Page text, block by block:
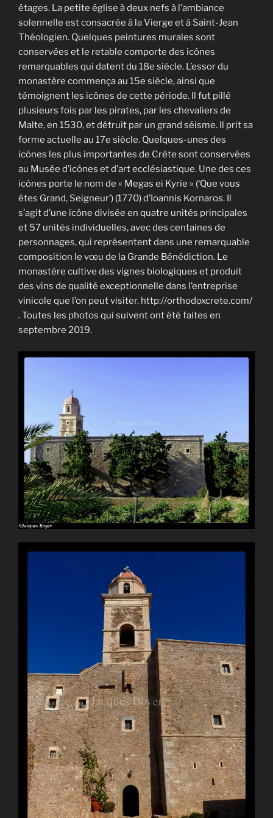
étages. La petite église à deux nefs à l’ambiance
solennelle est consacrée à la Vierge et à Saint-Jean
Théologien. Quelques peintures murales sont
conservées et le retable comporte des icônes
remarquables qui datent du 18e siècle. L’essor du
monastère commença au 15e siècle, ainsi que
témoignent les icônes de cette période. Il fut pillé
plusieurs fois par les pirates, par les chevaliers de
Malte, en 1530, et détruit par un grand séisme. Il prit sa
forme actuelle au 17e siècle. Quelques-unes des
icônes les plus importantes de Crète sont conservées
au Musée d’icônes et d’art ecclésiastique. Une des ces
icônes porte le nom de « Megas ei Kyrie » (‘Que vous
êtes Grand, Seigneur’) (1770) d’Ioannis Kornaros. Il
s’agit d’une icône divisée en quatre unités principales
et 57 unités individuelles, avec des centaines de
personnages, qui représentent dans une remarquable
composition le vœu de la Grande Bénédiction. Le
monastère cultive des vignes biologiques et produit
des vins de qualité exceptionnelle dans l’entreprise
vinicole que l’on peut visiter. http://orthodoxcrete.com/
. Toutes les photos qui suivent ont été faites en
septembre 2019.